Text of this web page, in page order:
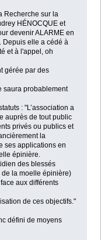
Recherche sur la
HÉNOCQUE et
devenir ALARME en
Depuis elle a cédé à
et à l'appel, oh
gérée par des
saura probablement
: "L’association a
auprès de tout public
privés ou publics et
la
ses applications en
épinière.
des blessés
la moelle épinière)
aux différents
de ces objectifs."
défini de moyens